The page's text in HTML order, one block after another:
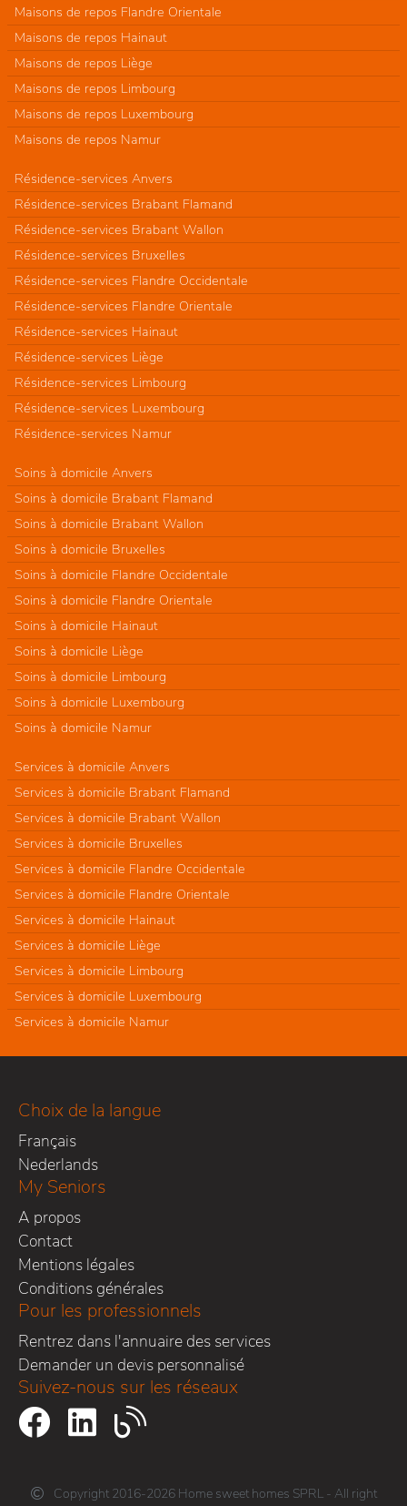
Maisons de repos Flandre Orientale
Maisons de repos Hainaut
Maisons de repos Liège
Maisons de repos Limbourg
Maisons de repos Luxembourg
Maisons de repos Namur
Résidence-services Anvers
Résidence-services Brabant Flamand
Résidence-services Brabant Wallon
Résidence-services Bruxelles
Résidence-services Flandre Occidentale
Résidence-services Flandre Orientale
Résidence-services Hainaut
Résidence-services Liège
Résidence-services Limbourg
Résidence-services Luxembourg
Résidence-services Namur
Soins à domicile Anvers
Soins à domicile Brabant Flamand
Soins à domicile Brabant Wallon
Soins à domicile Bruxelles
Soins à domicile Flandre Occidentale
Soins à domicile Flandre Orientale
Soins à domicile Hainaut
Soins à domicile Liège
Soins à domicile Limbourg
Soins à domicile Luxembourg
Soins à domicile Namur
Services à domicile Anvers
Services à domicile Brabant Flamand
Services à domicile Brabant Wallon
Services à domicile Bruxelles
Services à domicile Flandre Occidentale
Services à domicile Flandre Orientale
Services à domicile Hainaut
Services à domicile Liège
Services à domicile Limbourg
Services à domicile Luxembourg
Services à domicile Namur
Choix de la langue
Français
Nederlands
My Seniors
A propos
Contact
Mentions légales
Conditions générales
Pour les professionnels
Rentrez dans l'annuaire des services
Demander un devis personnalisé
Suivez-nous sur les réseaux
Copyright 2016-2026 Home sweet homes SPRL - All right